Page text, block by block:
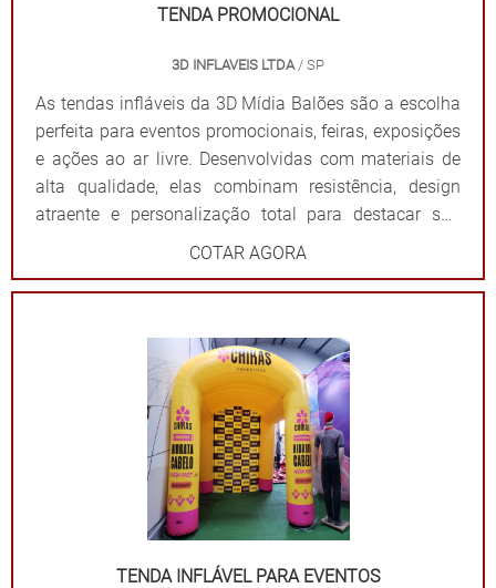
TENDA PROMOCIONAL
3D INFLAVEIS LTDA/ SP
As tendas infláveis da 3D Mídia Balões são a escolha
perfeita para eventos promocionais, feiras, exposições
e ações ao ar livre. Desenvolvidas com materiais de
alta qualidade, elas combinam resistência, design
atraente e personalização total para destacar sua
marca de forma impactante. Cada tenda é projetada
ampla visibilidade com cores vibrantes e áreas
mensagem. Além de proteger contra sol ou chuva,
elas criam um ponto de referência visual que atrai o
público e fortalece sua presença em qualquer evento.
Por que escolher as tendas infláveis da 3D Mídia
impressões exclusivas. Praticidade: Fácil transporte,
montagem e desmontagem. Durabilidade: Feitas com
materiais resistentes para uso frequente. Impacto
visual: Garantem destaque em meio a qualquer
COTAR AGORA
TENDA INFLÁVEL PARA EVENTOS